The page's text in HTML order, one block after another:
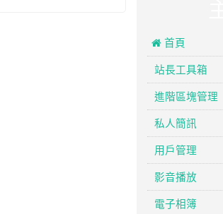
 首頁
站長工具箱
進階區塊管理
私人簡訊
用戶管理
影音播放
電子相簿